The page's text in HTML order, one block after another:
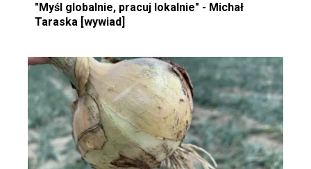
"Myśl globalnie, pracuj lokalnie" - Michał
Taraska [wywiad]